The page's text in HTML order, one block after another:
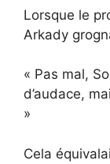
Lorsque le
Arkady
« Pas mal,
d’audace,
»
Cela